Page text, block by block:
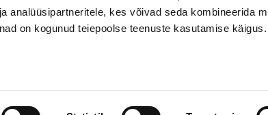
analüüsipartneritele, kes võivad seda kombineerida
on kogunud teiepoolse teenuste kasutamise käigus.